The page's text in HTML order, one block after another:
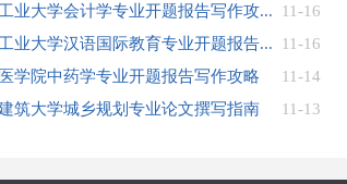
业大学会计学专业开题报告写作攻...
11-16
业大学汉语国际教育专业开题报告...
11-16
学院中药学专业开题报告写作攻略
11-14
筑大学城乡规划专业论文撰写指南 11-13